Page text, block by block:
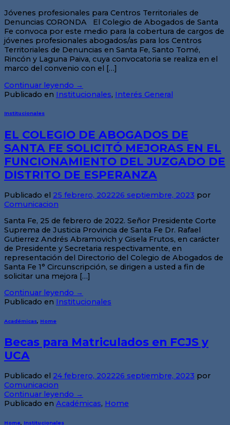
Jóvenes profesionales para Centros Territoriales de
Denuncias CORONDA El Colegio de Abogados de Santa
Fe convoca por este medio para la cobertura de cargos de
jóvenes profesionales abogados/as para los Centros
Territoriales de Denuncias en Santa Fe, Santo Tomé,
Rincón y Laguna Paiva, cuya convocatoria se realiza en el
marco del convenio con el […]
Continuar leyendo →
Publicado en Institucionales, Interés General
Institucionales
EL COLEGIO DE ABOGADOS DE
SANTA FE SOLICITÓ MEJORAS EN EL
FUNCIONAMIENTO DEL JUZGADO DE
DISTRITO DE ESPERANZA
Publicado el 25 febrero, 202226 septiembre, 2023 por
Comunicacion
Santa Fe, 25 de febrero de 2022. Señor Presidente Corte
Suprema de Justicia Provincia de Santa Fe Dr. Rafael
Gutierrez Andrés Abramovich y Gisela Frutos, en carácter
de Presidente y Secretaria respectivamente, en
representación del Directorio del Colegio de Abogados de
Santa Fe 1° Circunscripción, se dirigen a usted a fin de
solicitar una mejora […]
Continuar leyendo →
Publicado en Institucionales
Académicas Home
Becas para Matriculados en FCJS y
UCA
Publicado el 24 febrero, 202226 septiembre, 2023 por
Comunicacion
Continuar leyendo →
Publicado en Académicas, Home
Home Institucionales